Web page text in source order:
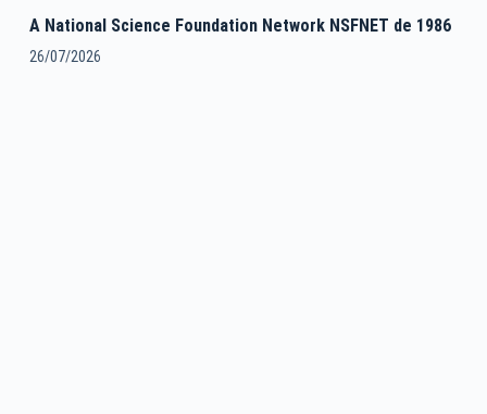
A National Science Foundation Network NSFNET de 1986
26/07/2026